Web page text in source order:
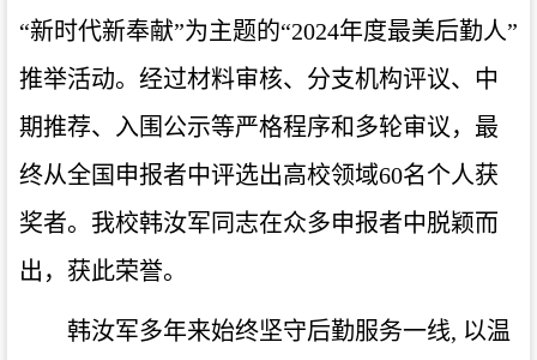
“新时代新奉献”为主题的“2024年度最美后勤人”
推举活动。经过材料审核、分支机构评议、中
期推荐、入围公示等严格程序和多轮审议，最
终从全国申报者中评选出高校领域60名个人获
奖者。我校韩汝军同志在众多申报者中脱颖而
出，获此荣誉。
韩汝军多年来始终坚守后勤服务一线, 以温